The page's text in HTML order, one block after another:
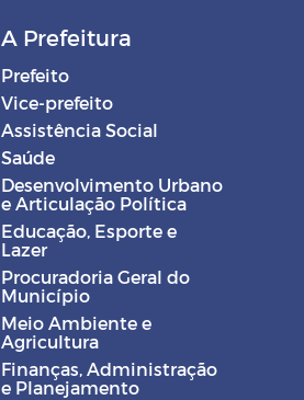
A Prefeitura
Prefeito
Vice-prefeito
Assistência Social
Saúde
Desenvolvimento Urbano
e Articulação Política
Educação, Esporte e
Lazer
Procuradoria Geral do
Município
Meio Ambiente e
Agricultura
Finanças, Administração
e Planejamento